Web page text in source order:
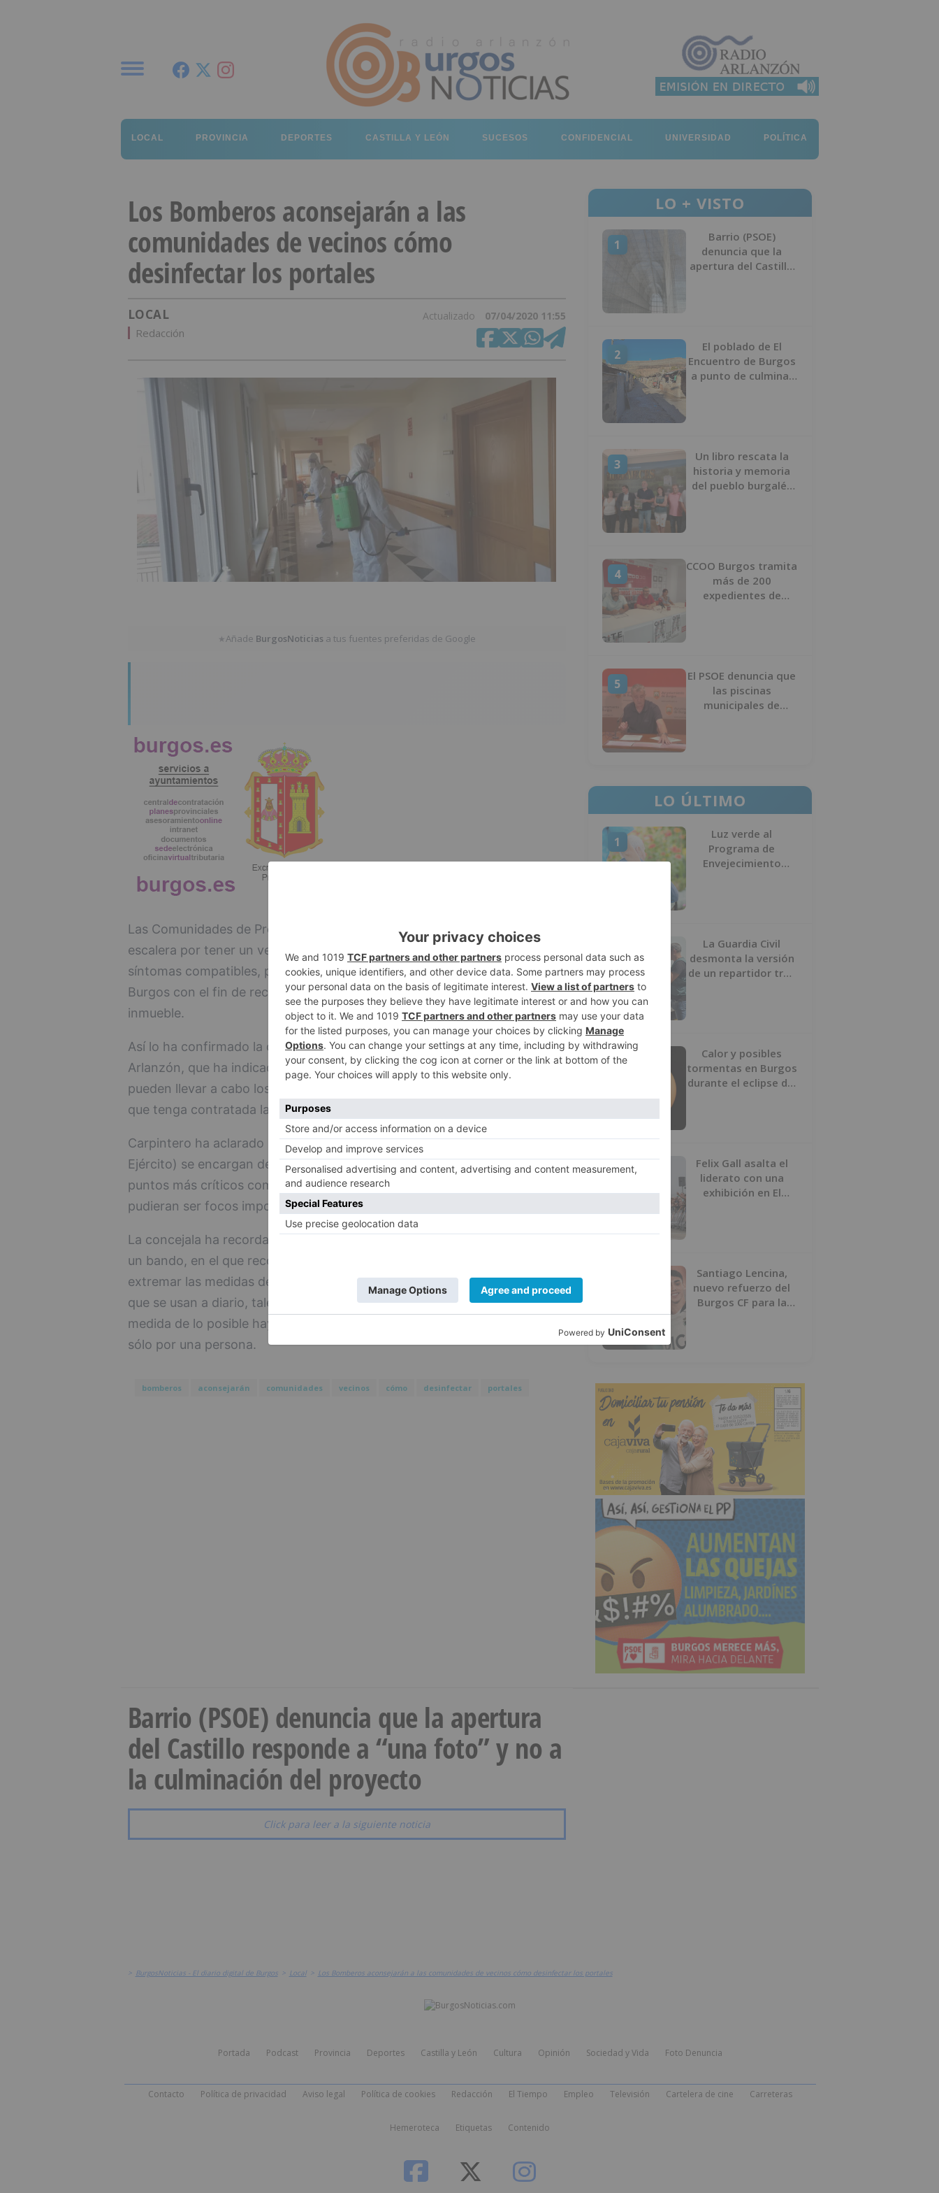
LOCAL PROVINCIA DEPORTES CASTILLA Y LEÓN SUCESOS CONFIDENCIAL UNIVERSIDAD POLÍTICA
Los Bomberos aconsejarán a las
comunidades de vecinos cómo
desinfectar los portales
LOCAL Actualizado 07/04/2020 11:55
Redacción
★Añade BurgosNoticias a tus fuentes preferidas de Google
Las Comunidades de Propietarios que quieran desinfectar el portal o la
escalera por tener un vecino con la enfermedad del coronavirus o con
síntomas compatibles, pueden dirigirse al Servicio de Bomberos de
Burgos con el fin de recibir los consejos necesarios para desinfectar el
inmueble.
Así lo ha confirmado la concejal de Seguridad, Blanca Carpintero en Radio
Arlanzón, que ha indicado que las labores de desinfección del portal la
pueden llevar a cabo los propios vecinos o bien la empresa de limpieza
que tenga contratada la Comunidad de vecinos a tal efecto.
Carpintero ha aclarado que ni los Bomberos ni la UME (Unidad Militar del
Ejército) se encargan de este cometido, sino que se dedican a desinfectar
puntos más críticos como residencias de ancianos y otros espacios que
pudieran ser focos importantes del virus.
La concejala ha recordado que el Ayuntamiento ya emitió hace varios días
un bando, en el que recordaba que los vecinos de los portales debían
extremar las medidas de seguridad y de limpieza de los espacios comunes
que se usan a diario, tales como la escalera o el ascensor, que en la
medida de lo posible hay que evitar. y sino es posible que sea utilizado tan
sólo por una persona.
bomberos aconsejarán comunidades vecinos cómo desinfectar portales
LO + VISTO
1
Barrio (PSOE)
denuncia que la
apertura del Castillo
2
El poblado de El
Encuentro de Burgos
a punto de culminar
3
Un libro rescata la
historia y memoria
del pueblo burgalés
4
CCOO Burgos tramita
más de 200
expedientes de
5
El PSOE denuncia que
las piscinas
municipales de
LO ÚLTIMO
1
Luz verde al
Programa de
Envejecimiento
2
La Guardia Civil
desmonta la versión
de un repartidor tras
3
Calor y posibles
tormentas en Burgos
durante el eclipse del
4
Felix Gall asalta el
liderato con una
exhibición en El
Santiago Lencina,
nuevo refuerzo del
Burgos CF para la
Barrio (PSOE) denuncia que la apertura
del Castillo responde a “una foto” y no a
la culminación del proyecto
Click para leer a la siguiente noticia
> BurgosNoticias - El diario digital de Burgos > Local > Los Bomberos aconsejarán a las comunidades de vecinos cómo desinfectar los portales
Portada Podcast Provincia Deportes Castilla y León Cultura Opinión Sociedad y Vida Foto Denuncia
Contacto Política de privacidad Aviso legal Política de cookies Redacción El Tiempo Empleo Televisión Cartelera de cine Carreteras
Hemeroteca Etiquetas Contenido